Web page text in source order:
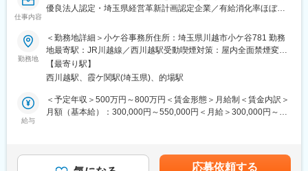
ます。NO残業デイの設定や100%近い有給消化率が特徴です。国
や県からも優良企業として認定されています。（経済産業省「健
・各種手当充実：資格手当や家族手当はもちろんのこと、不動産
業を展開していることを活かし、住宅購入時及び新築、リフォー
ム工事代金の社員割引制度等の福利厚生も完備しております。
仕事内容
優良法人認定・埼玉県経営革新計画認定企業／有給消化率ほぼ
■求人ポイント：
・全国でも事例の少ない先進的なプロジェクト経験を積める
・中核事業の将来を担うやりがい
・国の政策で追い風を受ける成長市場、需要拡大で新たな専門性
を磨ける
・お子様の行事等理由で上長も有給取得、私用で有給取得しやす
再生可能エネルギー関連設備(太陽光発電・大型蓄電池)の設計・施
工管理・積算・保守をお任せ。
勤務地
＜勤務地詳細＞小ケ谷事務所住所：埼玉県川越市小ケ谷781 勤務
地最寄駅：JR川越線／西川越駅受動喫煙対策：屋内全面禁煙変更
の範囲：会社の定める事業所（リモートワーク含む）
【最寄り駅】
西川越駅、霞ケ関駅(埼玉県)、的場駅
給与
＜予定年収＞500万円～800万円＜賃金形態＞月給制＜賃金内訳＞
月額（基本給）：300,000円～550,000円＜月給＞300,000円～
を通じて上下する可能性があります。月給(月額)は固定手当を含め
応募依頼する